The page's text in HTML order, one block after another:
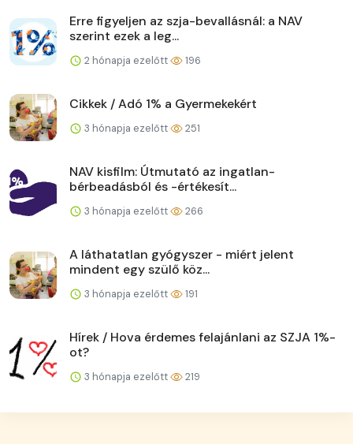
Erre figyeljen az szja-bevallásnál: a NAV
szerint ezek a leg...
2 hónapja ezelőtt 196
Cikkek / Adó 1% a Gyermekekért
3 hónapja ezelőtt 251
NAV kisfilm: Útmutató az ingatlan-
bérbeadásból és -értékesít...
3 hónapja ezelőtt 266
A láthatatlan gyógyszer - miért jelent
mindent egy szülő köz...
3 hónapja ezelőtt 191
Hírek / Hova érdemes felajánlani az SZJA 1%-
ot?
3 hónapja ezelőtt 219